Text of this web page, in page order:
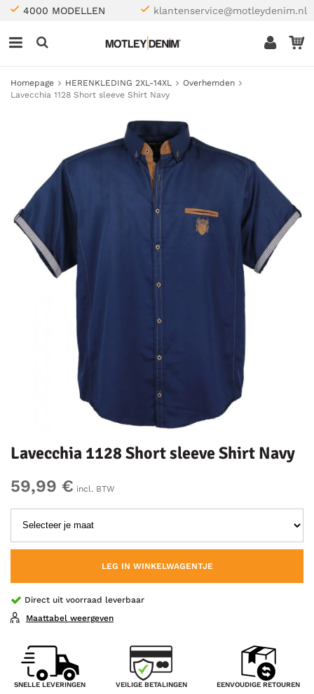
4000 MODELLEN klantenservice@motleydenim.nl
Homepage HERENKLEDING 2XL-14XL
Overhemden
Lavecchia 1128 Short sleeve Shirt Navy
Lavecchia 1128 Short sleeve Shirt Navy
59,99 € incl. BTW
LEG IN WINKELWAGENTJE
Direct uit voorraad leverbaar
Maattabel weergeven
SNELLE LEVERINGEN VEILIGE BETALINGEN EENVOUDIGE RETOUREN